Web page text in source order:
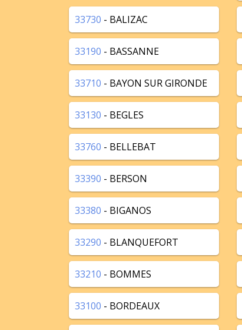
33730 - BALIZAC
33190 - BASSANNE
33710 - BAYON SUR GIRONDE
33130 - BEGLES
33760 - BELLEBAT
33390 - BERSON
33380 - BIGANOS
33290 - BLANQUEFORT
33210 - BOMMES
33100 - BORDEAUX